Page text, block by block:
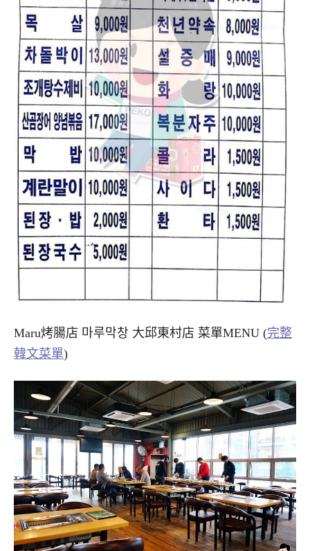
Maru烤腸店 마루막창 大邱東村店 菜單MENU (完整
韓文菜單)